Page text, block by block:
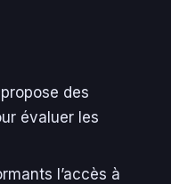
des
évaluer les
l’accès à